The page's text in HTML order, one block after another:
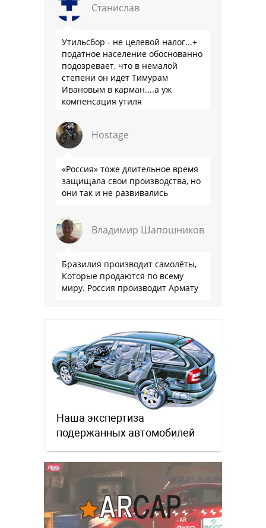
Станислав
Утильсбор - не целевой налог...+
податное население обоснованно
подозревает, что в немалой
степени он идёт Тимурам
Ивановым в карман....а уж
компенсация утиля
что прям эталон коррупции
Hostage
«Россия» тоже длительное время
защищала свои производства, но
они так и не развивались
Владимир Шапошников
Бразилия производит самолёты,
Которые продаются по всему
миру. Россия производит Армату
Наша экспертиза
подержанных автомобилей